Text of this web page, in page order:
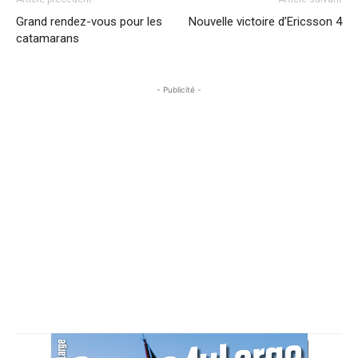
Grand rendez-vous pour les
catamarans
Nouvelle victoire d’Ericsson 4
- Publicité -